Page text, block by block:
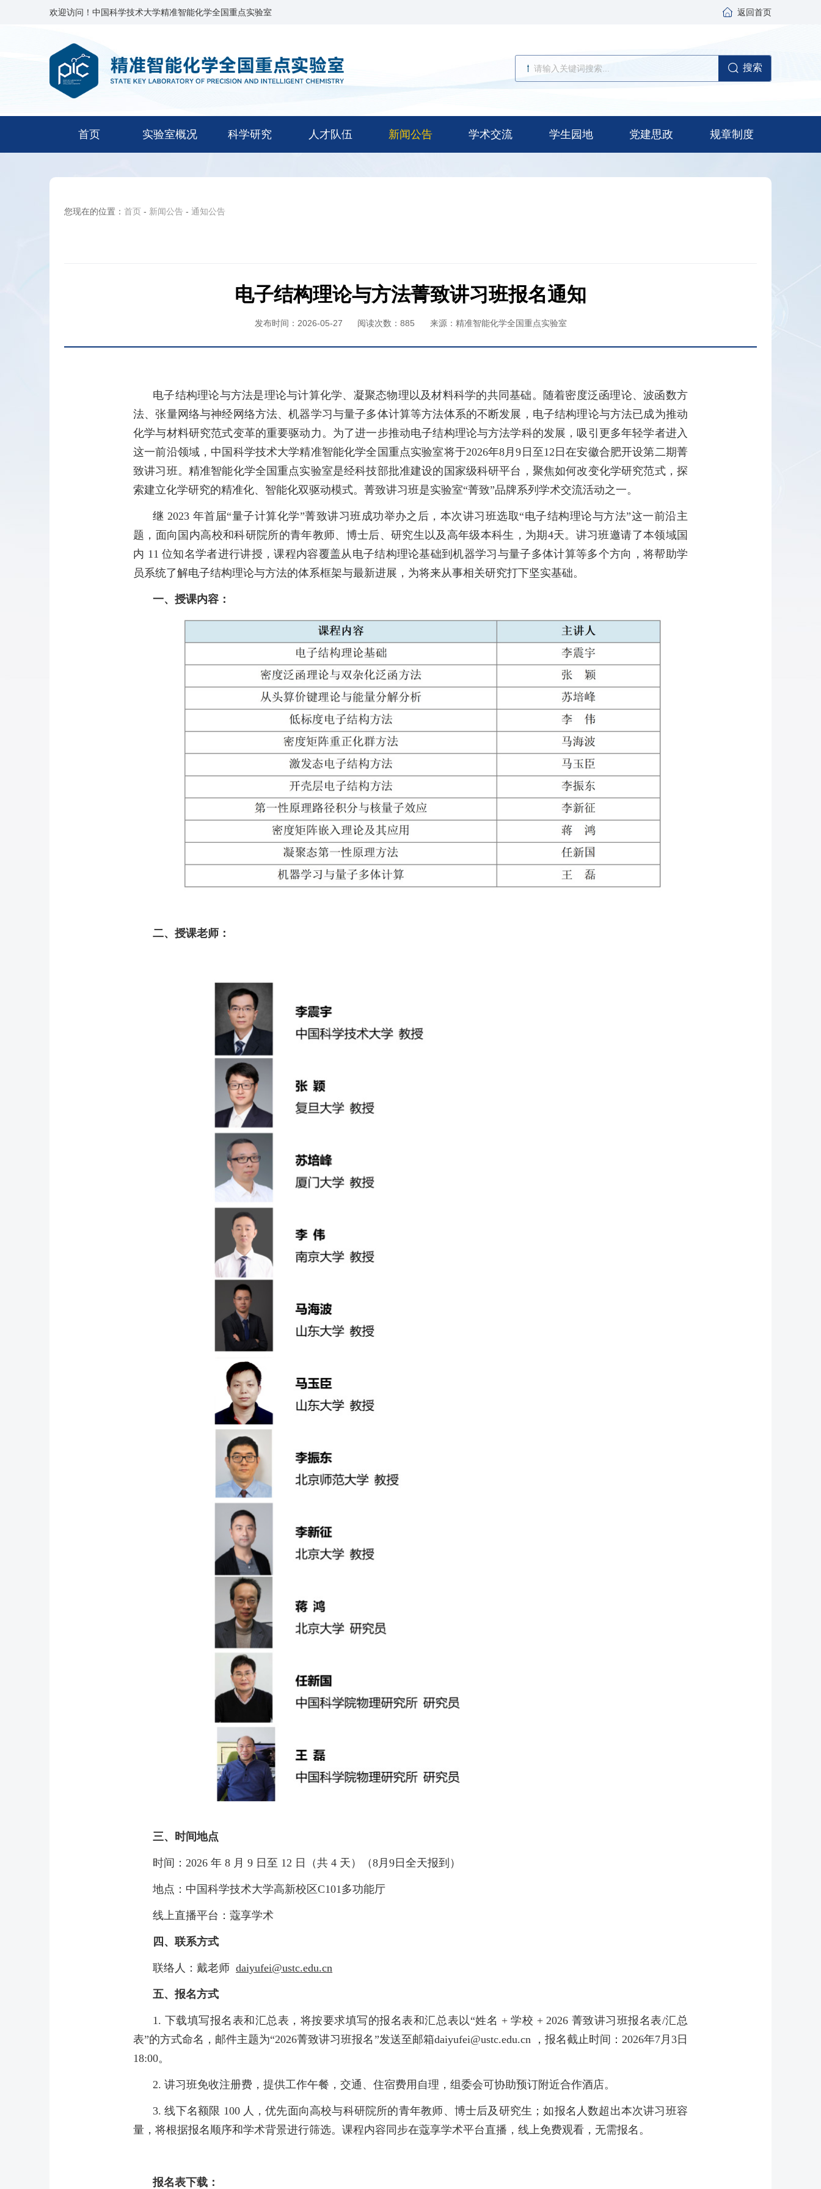
欢迎访问！中国科学技术大学精准智能化学全国重点实验室 返回首页
搜索
首页 实验室概况 科学研究 人才队伍 新闻公告 学术交流 学生园地 党建思政 规章制度
您现在的位置： 首页- 新闻公告- 通知公告
电子结构理论与方法菁致讲习班报名通知
发布时间：2026-05-27 阅读次数： 885 来源：精准智能化学全国重点实验室
电子结构理论与方法是理论与计算化学、凝聚态物理以及材料科学的共同基础。随着密度泛函理论、波函数方
法、张量网络与神经网络方法、机器学习与量子多体计算等方法体系的不断发展，电子结构理论与方法已成为推动
化学与材料研究范式变革的重要驱动力。为了进一步推动电子结构理论与方法学科的发展，吸引更多年轻学者进入
这一前沿领域，中国科学技术大学精准智能化学全国重点实验室将于2026年8月9日至12日在安徽合肥开设第二期菁
致讲习班。精准智能化学全国重点实验室是经科技部批准建设的国家级科研平台，聚焦如何改变化学研究范式，探
索建立化学研究的精准化、智能化双驱动模式。菁致讲习班是实验室“菁致”品牌系列学术交流活动之一。
继 2023 年首届“量子计算化学”菁致讲习班成功举办之后，本次讲习班选取“电子结构理论与方法”这一前沿主
题，面向国内高校和科研院所的青年教师、博士后、研究生以及高年级本科生，为期4天。讲习班邀请了本领域国
内 11 位知名学者进行讲授，课程内容覆盖从电子结构理论基础到机器学习与量子多体计算等多个方向，将帮助学
员系统了解电子结构理论与方法的体系框架与最新进展，为将来从事相关研究打下坚实基础。
一、授课内容：
二、授课老师：
三、时间地点
时间：2026 年 8 月 9 日至 12 日（共 4 天）（8月9日全天报到）
地点：中国科学技术大学高新校区C101多功能厅
线上直播平台：蔻享学术
四、联系方式
联络人：戴老师daiyufei@ustc.edu.cn
五、报名方式
1. 下载填写报名表和汇总表，将按要求填写的报名表和汇总表以“姓名 + 学校 + 2026 菁致讲习班报名表/汇总
表”的方式命名，邮件主题为“2026菁致讲习班报名”发送至邮箱daiyufei@ustc.edu.cn ，报名截止时间：2026年7月3日
18:00。
2. 讲习班免收注册费，提供工作午餐，交通、住宿费用自理，组委会可协助预订附近合作酒店。
3. 线下名额限 100 人，优先面向高校与科研院所的青年教师、博士后及研究生；如报名人数超出本次讲习班容
量，将根据报名顺序和学术背景进行筛选。课程内容同步在蔻享学术平台直播，线上免费观看，无需报名。
报名表下载：